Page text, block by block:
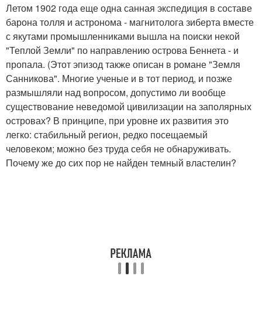
Летом 1902 года еще одна санная экспедиция в составе
барона толля и астронома - магнитолога зиберта вместе
с якутами промышленниками вышла на поиски некой
"Теплой Земли" по направлению острова Беннета - и
пропала. (Этот эпизод также описан в романе "Земля
Санникова". Многие ученые и в тот период, и позже
размышляли над вопросом, допустимо ли вообще
существование неведомой цивилизации на заполярных
островах? В принципе, при уровне их развития это
легко: стабильный регион, редко посещаемый
человеком; можно без труда себя не обнаруживать.
Почему же до сих пор не найден темный властелин?